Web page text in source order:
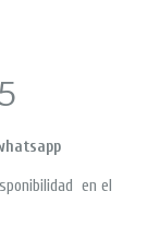
en el